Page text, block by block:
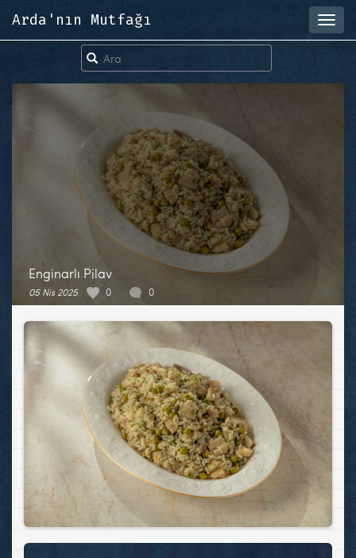
Arda'nın Mutfağı
Enginarlı Pilav
05 Nis 2025 0 0